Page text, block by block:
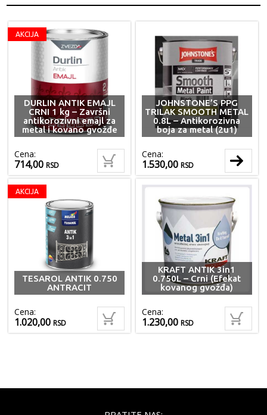
AKCIJA
DURLIN ANTIK EMAJL
CRNI 1 kg – Završni
antikorozivni emajl za
metal i kovano gvožđe
Cena:
714,00RSD
JOHNSTONE’S PPG
TRILAK SMOOTH METAL
0.8L – Antikorozivna
boja za metal (2u1)
Cena:
1.530,00RSD
AKCIJA
TESAROL ANTIK 0.750
ANTRACIT
Cena:
1.020,00RSD
KRAFT ANTIK 3in1
0.750L – Crni (Efekat
kovanog gvožđa)
Cena:
1.230,00RSD